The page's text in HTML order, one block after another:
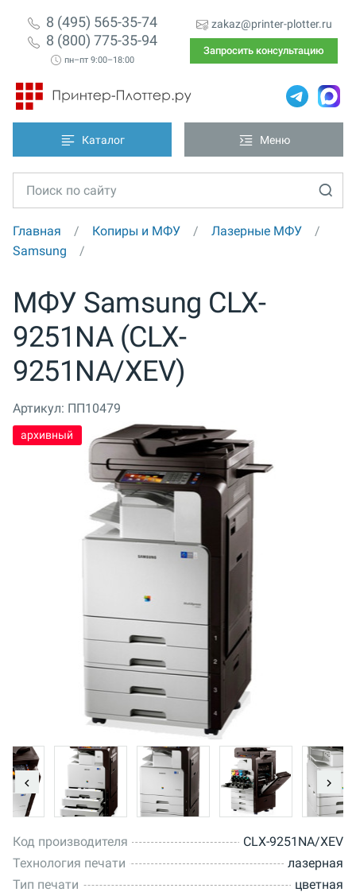
8 (495) 565-35-74
8 (800) 775-35-94
пн–пт 9:00–18:00
zakaz@printer-plotter.ru
Запросить консультацию
Каталог Меню
Главная Копиры и МФУ
Лазерные МФУ
Samsung
МФУ Samsung CLX-
9251NA (CLX-
9251NA/XEV)
Артикул: ПП10479
архивный
Код производителя
CLX-9251NA/XEV
Технология печати
лазерная
Тип печати
цветная